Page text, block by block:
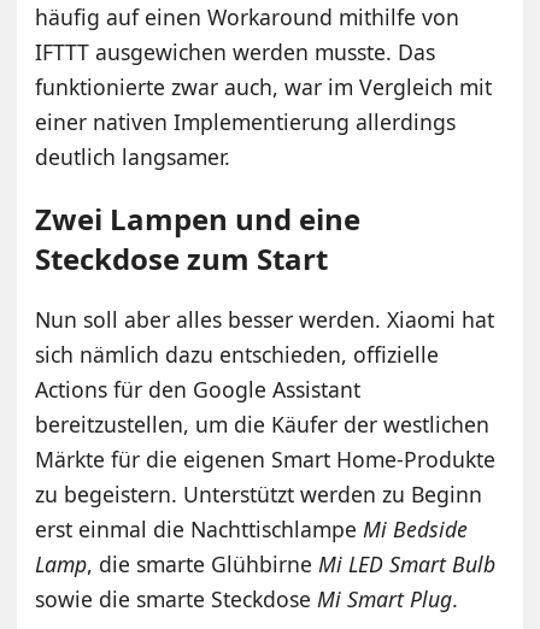
häufig auf einen Workaround mithilfe von
IFTTT ausgewichen werden musste. Das
funktionierte zwar auch, war im Vergleich mit
einer nativen Implementierung allerdings
deutlich langsamer.
Zwei Lampen und eine
Steckdose zum Start
Nun soll aber alles besser werden. Xiaomi hat
sich nämlich dazu entschieden, offizielle
Actions für den Google Assistant
bereitzustellen, um die Käufer der westlichen
Märkte für die eigenen Smart Home-Produkte
zu begeistern. Unterstützt werden zu Beginn
erst einmal die Nachttischlampe Mi Bedside
Lamp, die smarte Glühbirne Mi LED Smart Bulb
sowie die smarte Steckdose Mi Smart Plug.